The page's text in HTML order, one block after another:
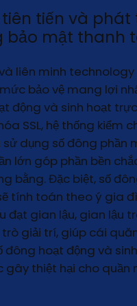
tiến và phát
bảo mật thanh
liên minh
bảo vệ mang lợi
động và sinh hoạt
SSL, hệ thống kiểm
dụng số đông phần
lớn góp phần bền
bằng. Đặc biệt, số
tính toán theo ý gia
đạt gian lậu, gian lậu
giải trí, giúp cái
đông hoạt động và
thiệt hại cho quần